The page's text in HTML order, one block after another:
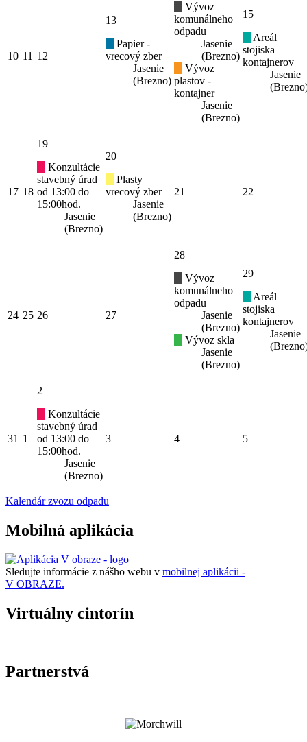
10 11 12
13
Papier -
vrecový zber
Jasenie
(Brezno)
Vývoz
komunálneho
odpadu
Jasenie
(Brezno)
Vývoz
plastov -
kontajner
Jasenie
(Brezno)
15
Areál
stojiska
kontajnerov
Jasenie
17 18
19
Konzultácie
stavebný úrad
od 13:00 do
15:00hod.
Jasenie
(Brezno)
20
Plasty
vrecový zber
Jasenie
(Brezno)
21 22
24 25 26 27
28
Vývoz
komunálneho
odpadu
Jasenie
(Brezno)
Vývoz skla
Jasenie
(Brezno)
29
Areál
stojiska
kontajnerov
Jasenie
31 1
2
Konzultácie
stavebný úrad
od 13:00 do
15:00hod.
Jasenie
(Brezno)
3 4 5
Kalendár zvozu odpadu
Mobilná aplikácia
Sledujte informácie z nášho webu v mobilnej aplikácii -
V OBRAZE.
Virtuálny cintorín
Partnerstvá